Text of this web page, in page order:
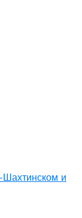
Шахтинском и